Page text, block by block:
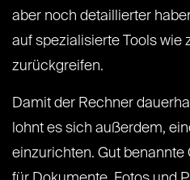
aber noch detaillierter
auf spezialisierte Tools wie
zurückgreifen.
Damit der Rechner
lohnt es sich außerdem,
einzurichten. Gut benannte